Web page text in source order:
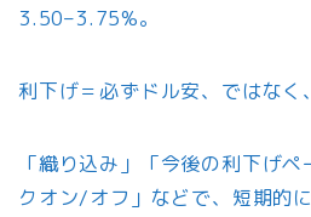
3.50–3.75%。
利下げ＝必ずドル安、ではなく、
「織り込み」「今後の利下げ
クオン/オフ」などで、短期的